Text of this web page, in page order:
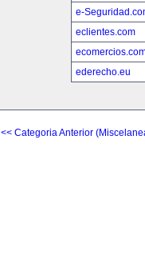
e-
eclientes.com
ederecho.eu
<< Categoria Anterior